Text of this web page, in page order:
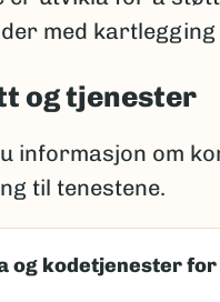
med
og tjenester
informasjon om
til tenestene.
og kodetjenester for